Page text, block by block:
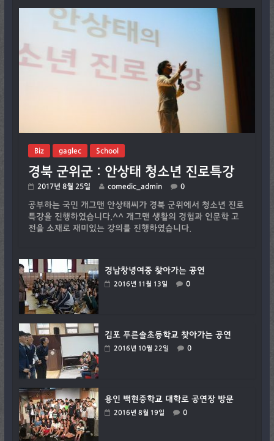
Biz gaglec School
경북 군위군 : 안상태 청소년 진로특강
2017년 8월 25일 comedic_admin 0
공부하는 국민 개그맨 안상태씨가 경북 군위에서 청소년 진로
특강을 진행하였습니다.^^ 개그맨 생활의 경험과 인문학 고
전을 소재로 재미있는 강의를 진행하였습니다.
경남창녕여중 찾아가는 공연
2016년 11월 13일 0
김포 푸른솔초등학교 찾아가는 공연
2016년 10월 22일 0
용인 백현중학교 대학로 공연장 방문
2016년 8월 19일 0